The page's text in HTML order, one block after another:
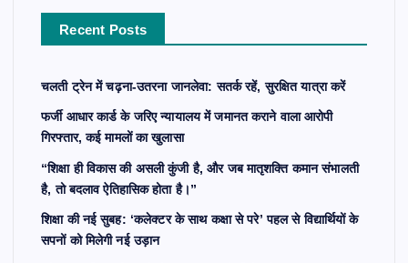
r
Recent Posts
चलती ट्रेन में चढ़ना-उतरना जानलेवा: सतर्क रहें, सुरक्षित यात्रा करें
फर्जी आधार कार्ड के जरिए न्यायालय में जमानत कराने वाला आरोपी
गिरफ्तार, कई मामलों का खुलासा
“शिक्षा ही विकास की असली कुंजी है, और जब मातृशक्ति कमान संभालती
है, तो बदलाव ऐतिहासिक होता है।”
शिक्षा की नई सुबह: ‘कलेक्टर के साथ कक्षा से परे’ पहल से विद्यार्थियों के
सपनों को मिलेगी नई उड़ान